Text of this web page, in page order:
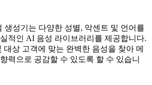
생성기는 다양한 성별, 악센트 및 언어를
적인 AI 음성 라이브러리를 제공합니다.
대상 고객에 맞는 완벽한 음성을 찾아 메
력으로 공감할 수 있도록 할 수 있습니